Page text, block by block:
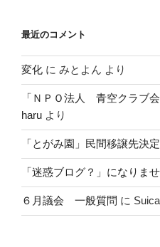
最近のコメント
変化 に みとよん より
「ＮＰＯ法人 青空クラブ
haru より
「とがみ園」民間移譲先決定
「迷惑ブログ？」になりま
６月議会 一般質問 に Suica